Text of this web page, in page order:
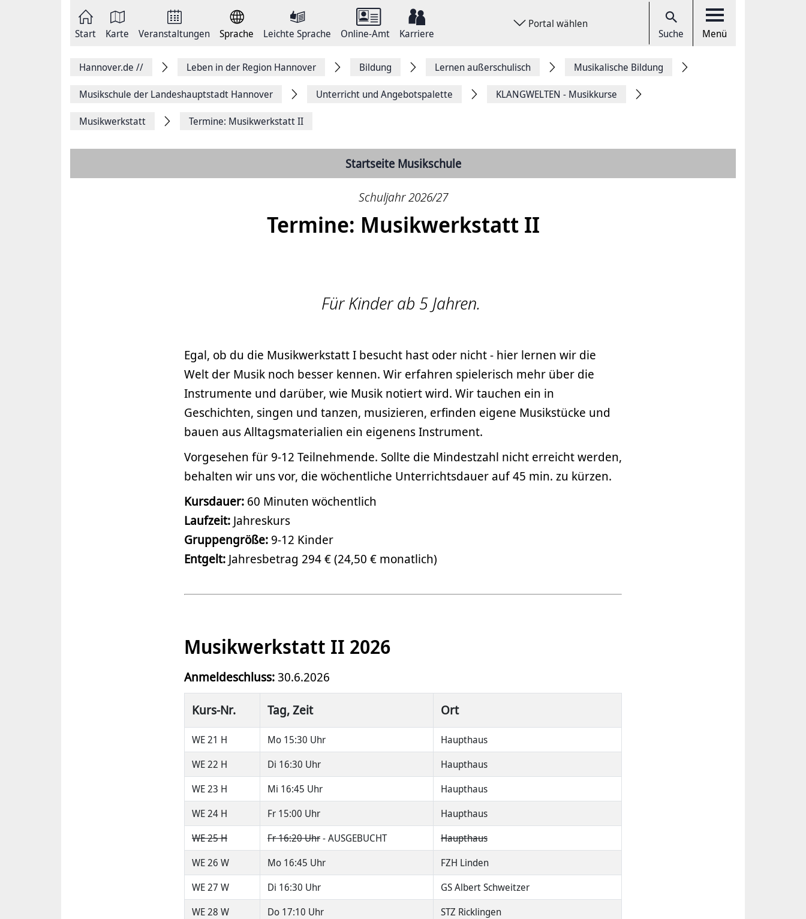
Start Karte Veranstaltungen Sprache Leichte Sprache Online-Amt Karriere
Portal wählen
Suche Menü
Hannover.de // Leben in der Region Hannover Bildung Lernen außerschulisch Musikalische Bildung
Musikschule der Landeshauptstadt Hannover Unterricht und Angebotspalette KLANGWELTEN - Musikkurse
Musikwerkstatt Termine: Musikwerkstatt II
Startseite Musikschule
Schuljahr 2026/27
Termine: Musikwerkstatt II
Für Kinder ab 5 Jahren.
Egal, ob du die Musikwerkstatt I besucht hast oder nicht - hier lernen wir die
Welt der Musik noch besser kennen. Wir erfahren spielerisch mehr über die
Instrumente und darüber, wie Musik notiert wird. Wir tauchen ein in
Geschichten, singen und tanzen, musizieren, erfinden eigene Musikstücke und
bauen aus Alltagsmaterialien ein eigenens Instrument.
Vorgesehen für 9-12 Teilnehmende. Sollte die Mindestzahl nicht erreicht werden,
behalten wir uns vor, die wöchentliche Unterrichtsdauer auf 45 min. zu kürzen.
Kursdauer: 60 Minuten wöchentlich
Laufzeit: Jahreskurs
Gruppengröße: 9-12 Kinder
Entgelt: Jahresbetrag 294 € (24,50 € monatlich)
Musikwerkstatt II 2026
Anmeldeschluss:30.6.2026
Kurs-Nr. Tag, Zeit Ort
WE 21 H Mo 15:30 Uhr
Haupthaus
WE 22 H
Di 16:30 Uhr
Haupthaus
WE 23 H
Mi 16:45 Uhr
Haupthaus
WE 24 H
Fr 15:00 Uhr
Haupthaus
WE 25 H
Fr 16:20 Uhr- AUSGEBUCHT
Haupthaus
WE 26 W
Mo 16:45 Uhr
FZH Linden
WE 27 W
Di 16:30 Uhr
GS Albert Schweitzer
WE 28 W
Do 17:10 Uhr
STZ Ricklingen